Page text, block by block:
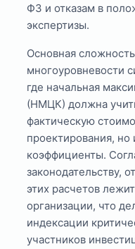
ФЗ и отказам в
экспертизы.
Основная
многоуровневости
где начальная
(НМЦК) должна
фактическую
проектирования,
коэффициенты.
законодательству,
этих расчетов
организации, что
индексации
участников